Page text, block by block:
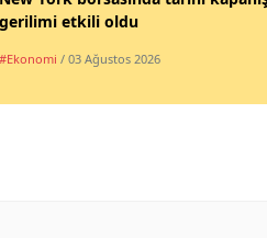
gerilimi etkili oldu
#Ekonomi / 03 Ağustos 2026